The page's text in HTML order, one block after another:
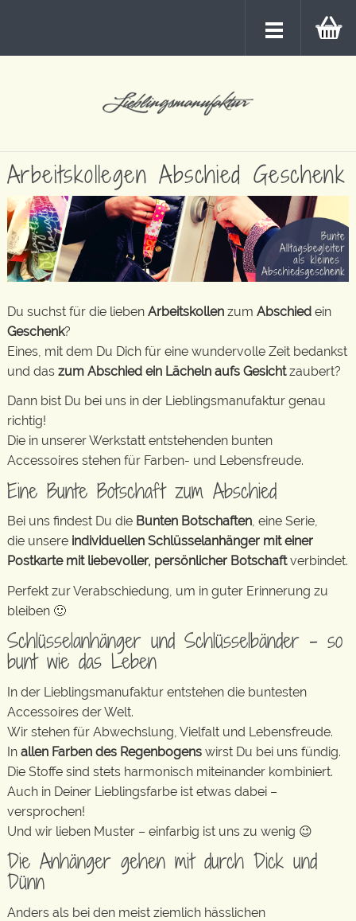
Arbeitskollegen Abschied Geschenk
Du suchst für die lieben Arbeitskollen zum Abschied ein
Geschenk?
Eines, mit dem Du Dich für eine wundervolle Zeit bedankst
und das zum Abschied ein Lächeln aufs Gesichtzaubert?
Dann bist Du bei uns in der Lieblingsmanufaktur genau
richtig!
Die in unserer Werkstatt entstehenden bunten
Accessoires stehen für Farben- und Lebensfreude.
Eine Bunte Botschaft zum Abschied
Bei uns findest Du die Bunten Botschaften, eine Serie,
die unsere individuellen Schlüsselanhänger mit einer
Postkarte mit liebevoller, persönlicher Botschaftverbindet.
Perfekt zur Verabschiedung, um in guter Erinnerung zu
bleiben 🙂
Schlüsselanhänger und Schlüsselbänder – so
bunt wie das Leben
In der Lieblingsmanufaktur entstehen die buntesten
Accessoires der Welt.
Wir stehen für Abwechslung, Vielfalt und Lebensfreude.
In allen Farben des Regenbogens wirst Du bei uns fündig.
Die Stoffe sind stets harmonisch miteinander kombiniert.
Auch in Deiner Lieblingsfarbe ist etwas dabei –
versprochen!
Und wir lieben Muster – einfarbig ist uns zu wenig 😉
Die Anhänger gehen mit durch Dick und
Dünn
Anders als bei den meist ziemlich hässlichen